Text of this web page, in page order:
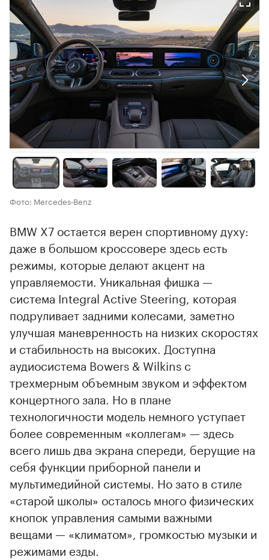
Фото: Mercedes‑Benz
BMW X7 остается верен спортивному духу:
даже в большом кроссовере здесь есть
режимы, которые делают акцент на
управляемости. Уникальная фишка —
система Integral Active Steering, которая
подруливает задними колесами, заметно
улучшая маневренность на низких скоростях
и стабильность на высоких. Доступна
аудиосистема Bowers & Wilkins с
трехмерным объемным звуком и эффектом
концертного зала. Но в плане
технологичности модель немного уступает
более современным «коллегам» — здесь
всего лишь два экрана спереди, берущие на
себя функции приборной панели и
мультимедийной системы. Но зато в стиле
«старой школы» осталось много физических
кнопок управления самыми важными
вещами — «климатом», громкостью музыки и
режимами езды.